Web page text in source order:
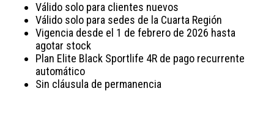
Válido solo para clientes nuevos
Válido solo para sedes de la Cuarta Región
Vigencia desde el 1 de febrero de 2026 hasta
agotar stock
Plan Elite Black Sportlife 4R de pago recurrente
automático
Sin cláusula de permanencia